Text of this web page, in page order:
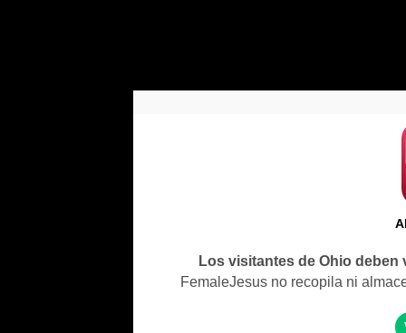
Los visitantes de Ohio deben
FemaleJesus no recopila ni